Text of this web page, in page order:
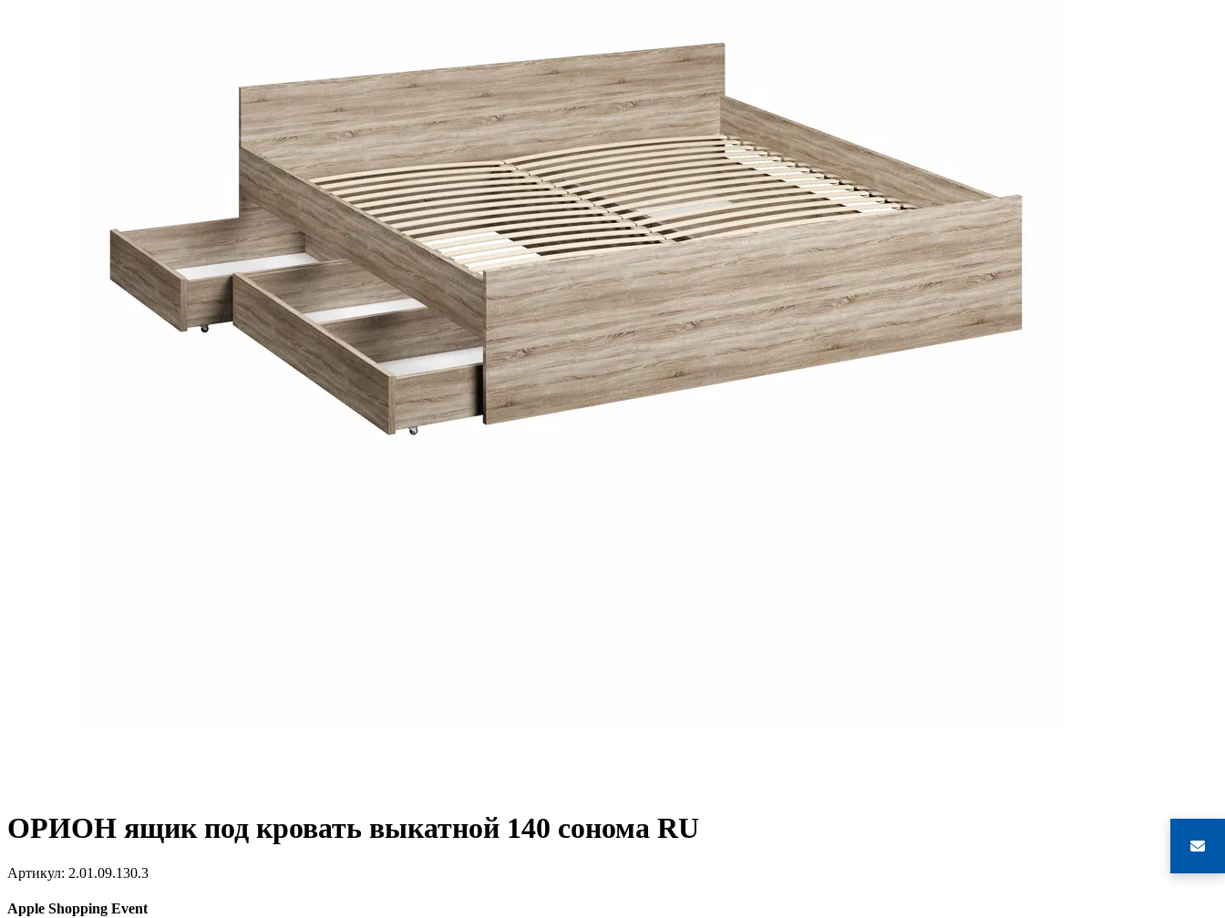
ОРИОН ящик под кровать выкатной 140 сонома RU
Артикул: 2.01.09.130.3
Apple Shopping Event